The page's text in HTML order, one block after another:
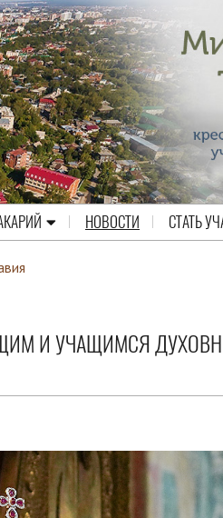
НОВОСТИ СТАТЬ
И УЧАЩИМСЯ